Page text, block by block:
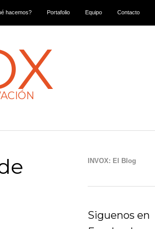
hacemos? Portafolio Equipo Contacto
INVOX: El Blog
Siguenos en